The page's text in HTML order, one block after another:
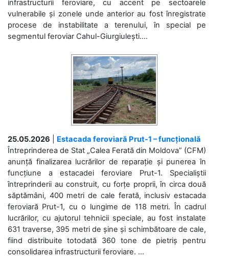
infrastructurii feroviare, cu accent pe sectoarele
vulnerabile și zonele unde anterior au fost înregistrate
procese de instabilitate a terenului, în special pe
segmentul feroviar Cahul-Giurgiulești....
25.05.2026
Estacada feroviară Prut-1 – funcțională
Întreprinderea de Stat „Calea Ferată din Moldova” (CFM)
anunță finalizarea lucrărilor de reparație și punerea în
funcțiune a estacadei feroviare Prut-1. Specialiștii
întreprinderii au construit, cu forțe proprii, în circa două
săptămâni, 400 metri de cale ferată, inclusiv estacada
feroviară Prut-1, cu o lungime de 118 metri. În cadrul
lucrărilor, cu ajutorul tehnicii speciale, au fost instalate
631 traverse, 395 metri de șine și schimbătoare de cale,
fiind distribuite totodată 360 tone de pietriș pentru
consolidarea infrastructurii feroviare. ...